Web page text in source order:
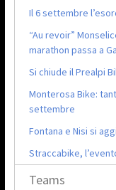
Il 6 settembre
“Au revoir”
marathon passa a
Si chiude il Prealpi
Monterosa Bike:
settembre
Fontana e Nisi si
Straccabike,
Teams